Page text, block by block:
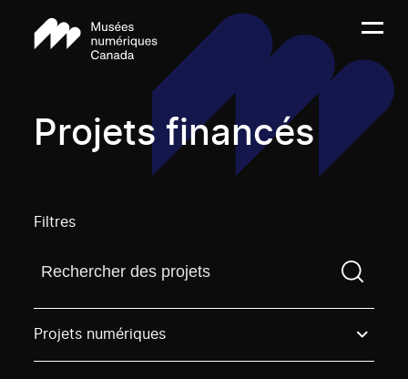
Projets financés
Filtres
Trouvez un projetVous devez saisir un terme de
Projets numériques